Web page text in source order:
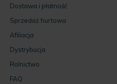
Dostawa i płatność
Sprzedaż hurtowa
Afiliacja
Dystrybucja
Rolnictwo
FAQ